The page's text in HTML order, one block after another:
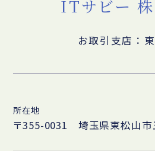
ITサビー
お取引支店：
所在地
〒355-0031 埼玉県東松山市